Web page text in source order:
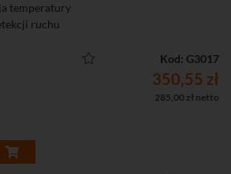
temperatury
ruchu
zaawansowany
ustawień czujki przy pomocy pilota OPT-1
przed otwarciem obudowy i oderwaniem od
Kod: G3017
350,55 zł
285,00 zł netto